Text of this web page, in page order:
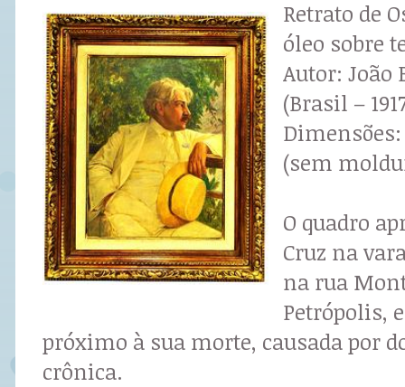
Retrato de
óleo sobre
Autor: João
(Brasil –
(sem
O quadro
Cruz na
na rua
Petrópolis,
próximo à sua morte, causada por
crônica.